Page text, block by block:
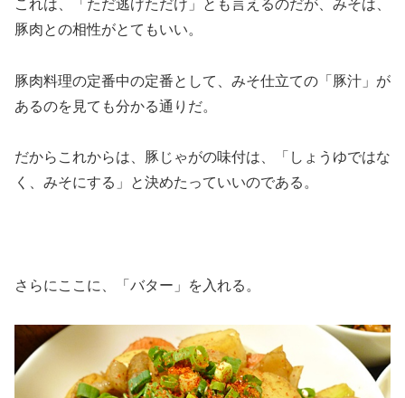
これは、「ただ逃げただけ」とも言えるのだが、みそは、
豚肉との相性がとてもいい。
豚肉料理の定番中の定番として、みそ仕立ての「豚汁」が
あるのを見ても分かる通りだ。
だからこれからは、豚じゃがの味付は、「しょうゆではな
く、みそにする」と決めたっていいのである。
さらにここに、「バター」を入れる。